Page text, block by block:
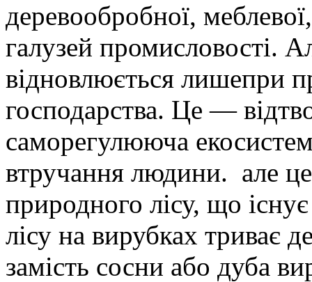
деревообробної,
галузей промисловості.
відновлюється лишепри
господарства. Це —
саморегулююча
втручання людини. але
природного лісу, що
лісу на вирубках триває
замість сосни або дуба